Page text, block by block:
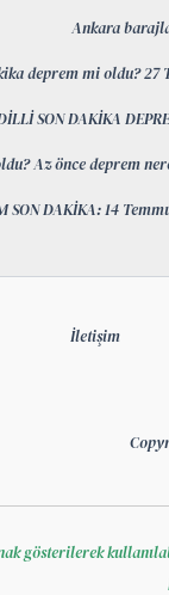
Ankara
deprem mi oldu? 27
SON DAKİKA
Az önce deprem
SON DAKİKA: 14
İletişim
gösterilerek